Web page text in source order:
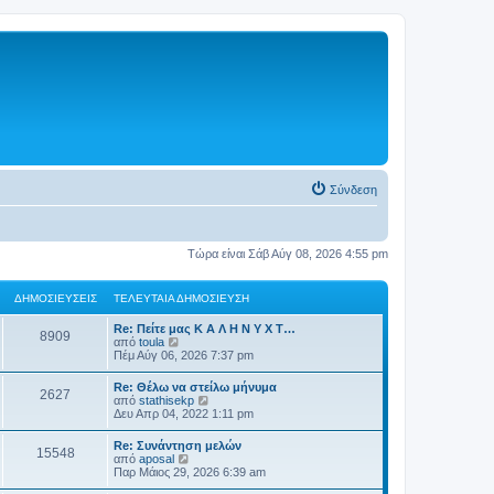
Σύνδεση
Τώρα είναι Σάβ Αύγ 08, 2026 4:55 pm
ΔΗΜΟΣΙΕΎΣΕΙΣ ΤΕΛΕΥΤΑΊΑ ΔΗΜΟΣΊΕΥΣΗ
8909
Re: Πείτε μας Κ Α Λ Η Ν Υ Χ Τ…
από toula
ρ
ο
λ
ή
τ
η
ς
τ
ε
Πέμ Αύγ 06, 2026 7:37 pm
2627
Re: Θέλω να στείλω μήνυμα
από stathisekp
ρ
ο
λ
ή
τ
Δευ Απρ 04, 2022 1:11 pm
15548
Re: Συνάντηση μελών
από aposal
ρ
Παρ Μάιος 29, 2026 6:39 am